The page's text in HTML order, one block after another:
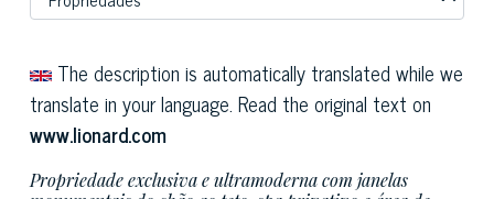
The description is automatically translated while we
translate in your language. Read the original text on
www.lionard.com
Propriedade exclusiva e ultramoderna com janelas